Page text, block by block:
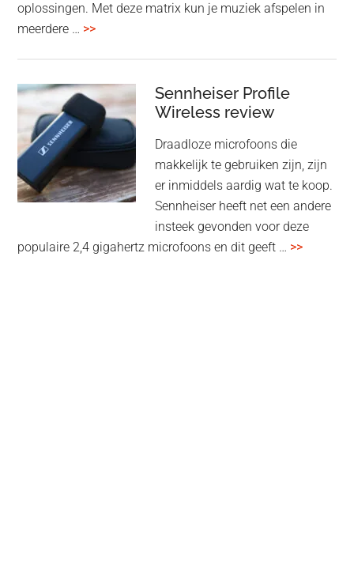
oplossingen. Met deze matrix kun je muziek afspelen in
meerdere … >>overMcIntosh
audiomatrix
voor
high-
end
multiroom
Sennheiser Profile
Wireless review
Draadloze microfoons die
makkelijk te gebruiken zijn, zijn
er inmiddels aardig wat te koop.
Sennheiser heeft net een andere
insteek gevonden voor deze
populaire 2,4 gigahertz microfoons en dit geeft … >>